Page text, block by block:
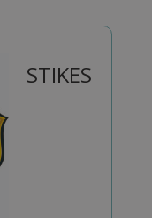
STIKES